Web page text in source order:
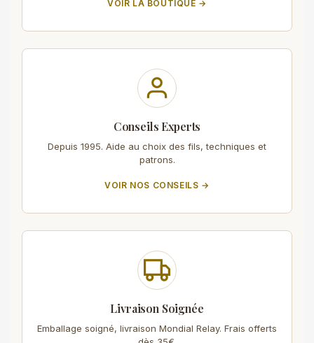
VOIR LA BOUTIQUE →
Conseils Experts
Depuis 1995. Aide au choix des fils, techniques et
patrons.
VOIR NOS CONSEILS →
Livraison Soignée
Emballage soigné, livraison Mondial Relay. Frais offerts